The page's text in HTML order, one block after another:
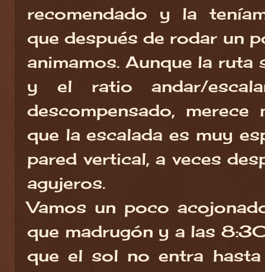
recomendado y la
que después de rodar un
animamos. Aunque la
y el ratio andar/
descompensado,
que la escalada es muy
pared vertical, a veces
agujeros.
Vamos un poco
que madrugón y a las
que el sol no entra